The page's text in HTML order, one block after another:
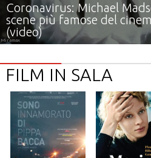
Coronavirus: Michael
scene più famose del
(video)
Miramax
FILM IN SALA